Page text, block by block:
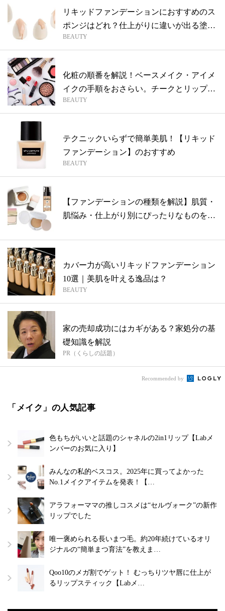
リキッドファンデーションにおすすめのス
ポンジはどれ？仕上がりに違いが出る塗り
方も
BEAUTY
化粧の順番を解説！ベースメイク・アイメ
イクの手順をおさらい。チークとリップは
どっ...
BEAUTY
テクニックいらずで簡単美肌！【リキッド
ファンデーション】のおすすめ
BEAUTY
【ファンデーションの種類を解説】肌質・
肌悩み・仕上がり別にぴったりなものをピ
カバー力が高いリキッドファンデーション
10選｜美肌を叶える逸品は？
BEAUTY
家の売却成功にはカギがある？家処分の基
礎知識を解説
PR（くらしの話題）
Recommended by
「メイク」の人気記事
色もちがいいと話題のシャネルの2in1リップ【Labメ
ンバーのお気に入り】
みんなの私的ベスコス。2025年に買ってよかった
No.1メイクアイテムを発表！【…
アラフォーママの推しコスメは“セルヴォーク”の新作
リップでした
唯一褒められる長いまつ毛。約20年続けているオリ
ジナルの“簡単まつ育法”を教えま…
Qoo10のメガ割でゲット！ むっちりツヤ唇に仕上が
るリップスティック【Labメ…